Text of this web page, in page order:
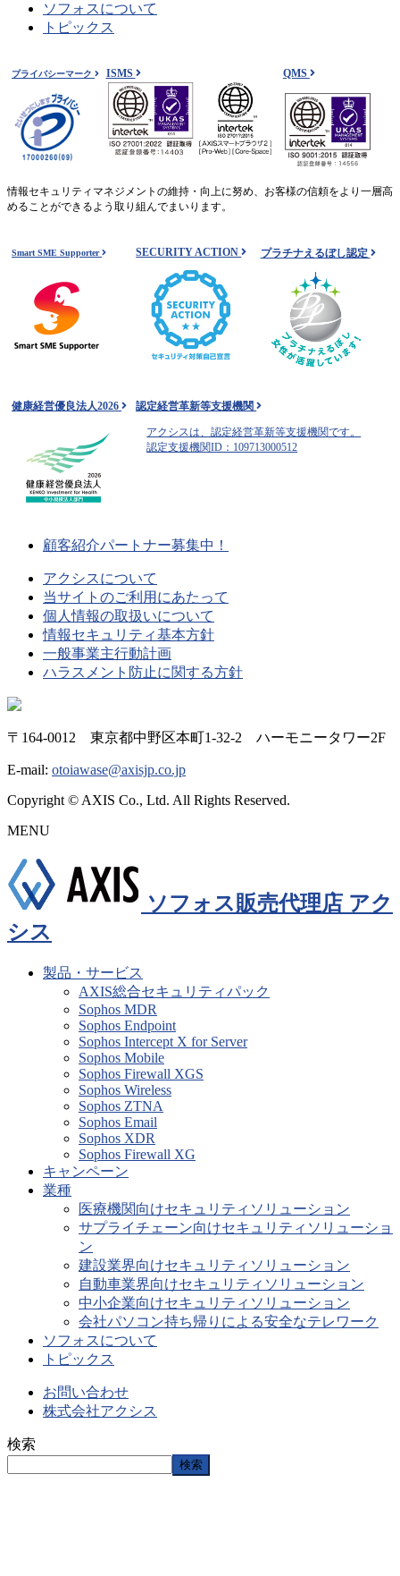
ソフォスについて
トピックス
プライバシーマーク ISMS QMS
情報セキュリティマネジメントの維持・向上に努め、お客様の信頼をより一層高
めることができるよう取り組んでまいります。
Smart SME Supporter SECURITY ACTION プラチナえるぼし認定
健康経営優良法人2026 認定経営革新等支援機関
アクシスは、認定経営革新等支援機関です。
認定支援機関ID：109713000512
顧客紹介パートナー募集中！
アクシスについて
当サイトのご利用にあたって
個人情報の取扱いについて
情報セキュリティ基本方針
一般事業主行動計画
ハラスメント防止に関する方針
〒164-0012 東京都中野区本町1-32-2 ハーモニータワー2F
E-mail: otoiawase@axisjp.co.jp
Copyright © AXIS Co., Ltd. All Rights Reserved.
MENU
ソフォス販売代理店 アク
シス
製品・サービス
AXIS総合セキュリティパック
Sophos MDR
Sophos Endpoint
Sophos Intercept X for Server
Sophos Mobile
Sophos Firewall XGS
Sophos Wireless
Sophos ZTNA
Sophos Email
Sophos XDR
Sophos Firewall XG
キャンペーン
業種
医療機関向けセキュリティソリューション
サプライチェーン向けセキュリティソリューショ
ン
建設業界向けセキュリティソリューション
自動車業界向けセキュリティソリューション
中小企業向けセキュリティソリューション
会社パソコン持ち帰りによる安全なテレワーク
ソフォスについて
トピックス
お問い合わせ
株式会社アクシス
検索
検索